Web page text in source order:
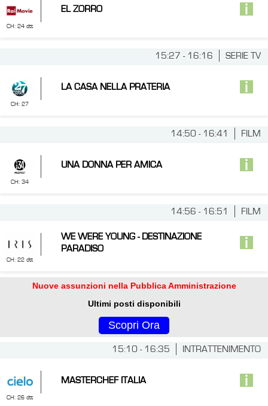
CH: 24 dtt
EL ZORRO
SERIE TV
15:27 - 16:16
CH: 27
LA CASA NELLA PRATERIA
FILM
14:50 - 16:41
CH: 34
UNA DONNA PER AMICA
FILM
14:56 - 16:51
CH: 22 dtt
WE WERE YOUNG - DESTINAZIONE
PARADISO
Nuove assunzioni nella Pubblica Amministrazione
Ultimi posti disponibili
Scopri Ora
INTRATTENIMENTO
15:10 - 16:35
CH: 26 dtt
MASTERCHEF ITALIA